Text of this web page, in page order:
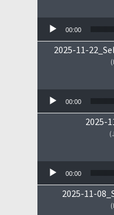
00:00
2025-11-
00:00
2025-
00:00
2025-11-